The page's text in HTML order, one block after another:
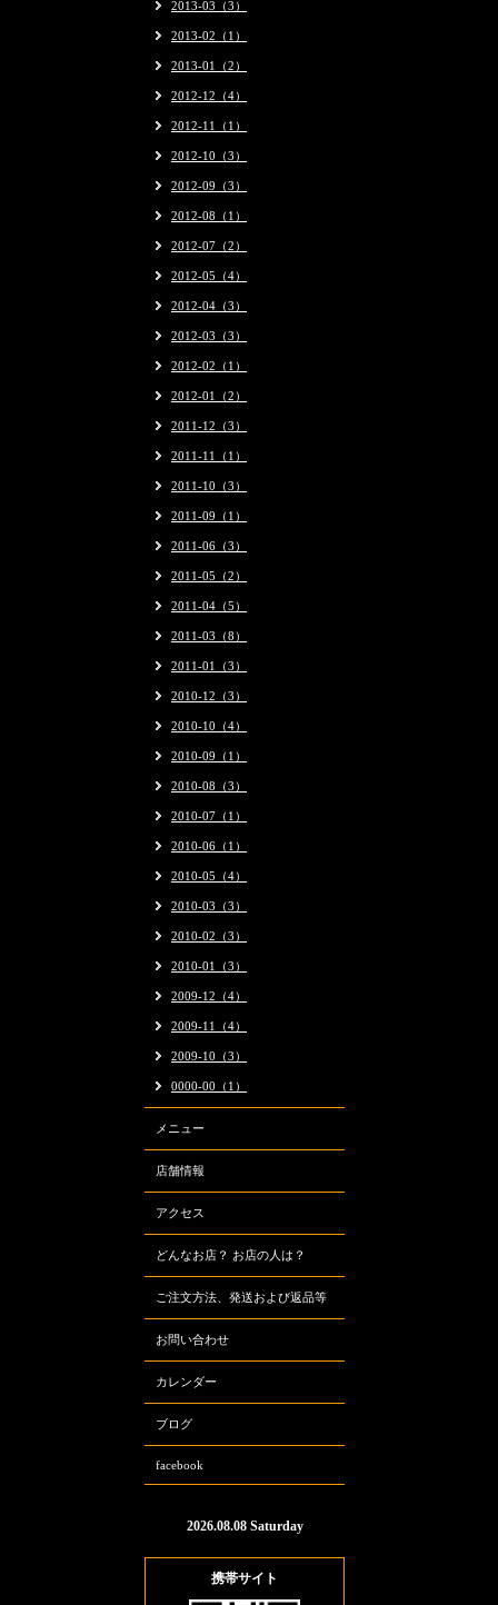
2013-03（3）
2013-02（1）
2013-01（2）
2012-12（4）
2012-11（1）
2012-10（3）
2012-09（3）
2012-08（1）
2012-07（2）
2012-05（4）
2012-04（3）
2012-03（3）
2012-02（1）
2012-01（2）
2011-12（3）
2011-11（1）
2011-10（3）
2011-09（1）
2011-06（3）
2011-05（2）
2011-04（5）
2011-03（8）
2011-01（3）
2010-12（3）
2010-10（4）
2010-09（1）
2010-08（3）
2010-07（1）
2010-06（1）
2010-05（4）
2010-03（3）
2010-02（3）
2010-01（3）
2009-12（4）
2009-11（4）
2009-10（3）
0000-00（1）
メニュー
店舗情報
アクセス
どんなお店？ お店の人は？
ご注文方法、発送および返品等
お問い合わせ
カレンダー
ブログ
facebook
2026.08.08 Saturday
携帯サイト